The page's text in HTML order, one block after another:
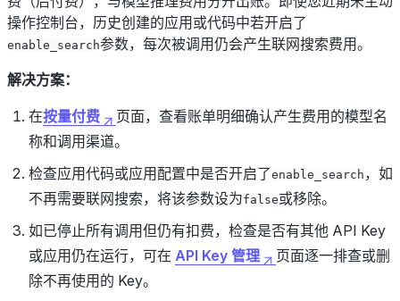
操作控制台，历史创建的应用或代码中若开启了
enable_search参数，每次被调用仍会产生联网搜索费用。
解决方案：
在按量付费
页面，查看账单明细确认产生费用的模型名
称和调用渠道。
检查应用代码或应用配置中是否开启了enable_search ，如
不再需要联网搜索，将该参数设为false或移除。
如已停止所有调用但仍有扣费，检查是否有其他 API Key
或应用仍在运行，可在 API Key 管理
页面逐一排查或删
除不再使用的 Key。